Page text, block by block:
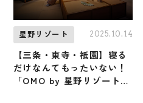
星野リゾート 2025.10.14
【三条・東寺・祇園】寝る
だけなんてもったいない！
「OMO by 星野リゾート」